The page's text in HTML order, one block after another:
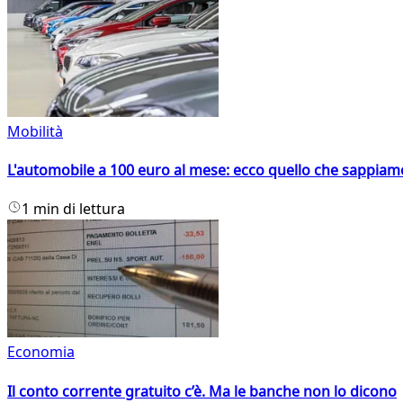
Mobilità
L'automobile a 100 euro al mese: ecco quello che
1 min di lettura
Economia
Il conto corrente gratuito c’è. Ma le banche non lo dicono